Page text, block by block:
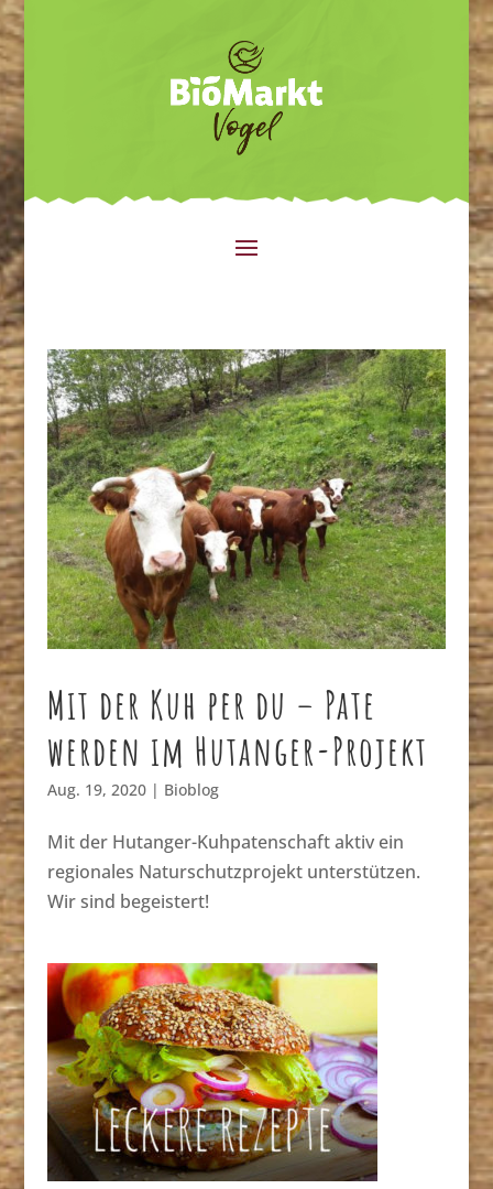
Mit der Kuh per du – Pate
werden im Hutanger-Projekt
Aug. 19, 2020| Bioblog
Mit der Hutanger-Kuhpatenschaft aktiv ein
regionales Naturschutzprojekt unterstützen.
Wir sind begeistert!